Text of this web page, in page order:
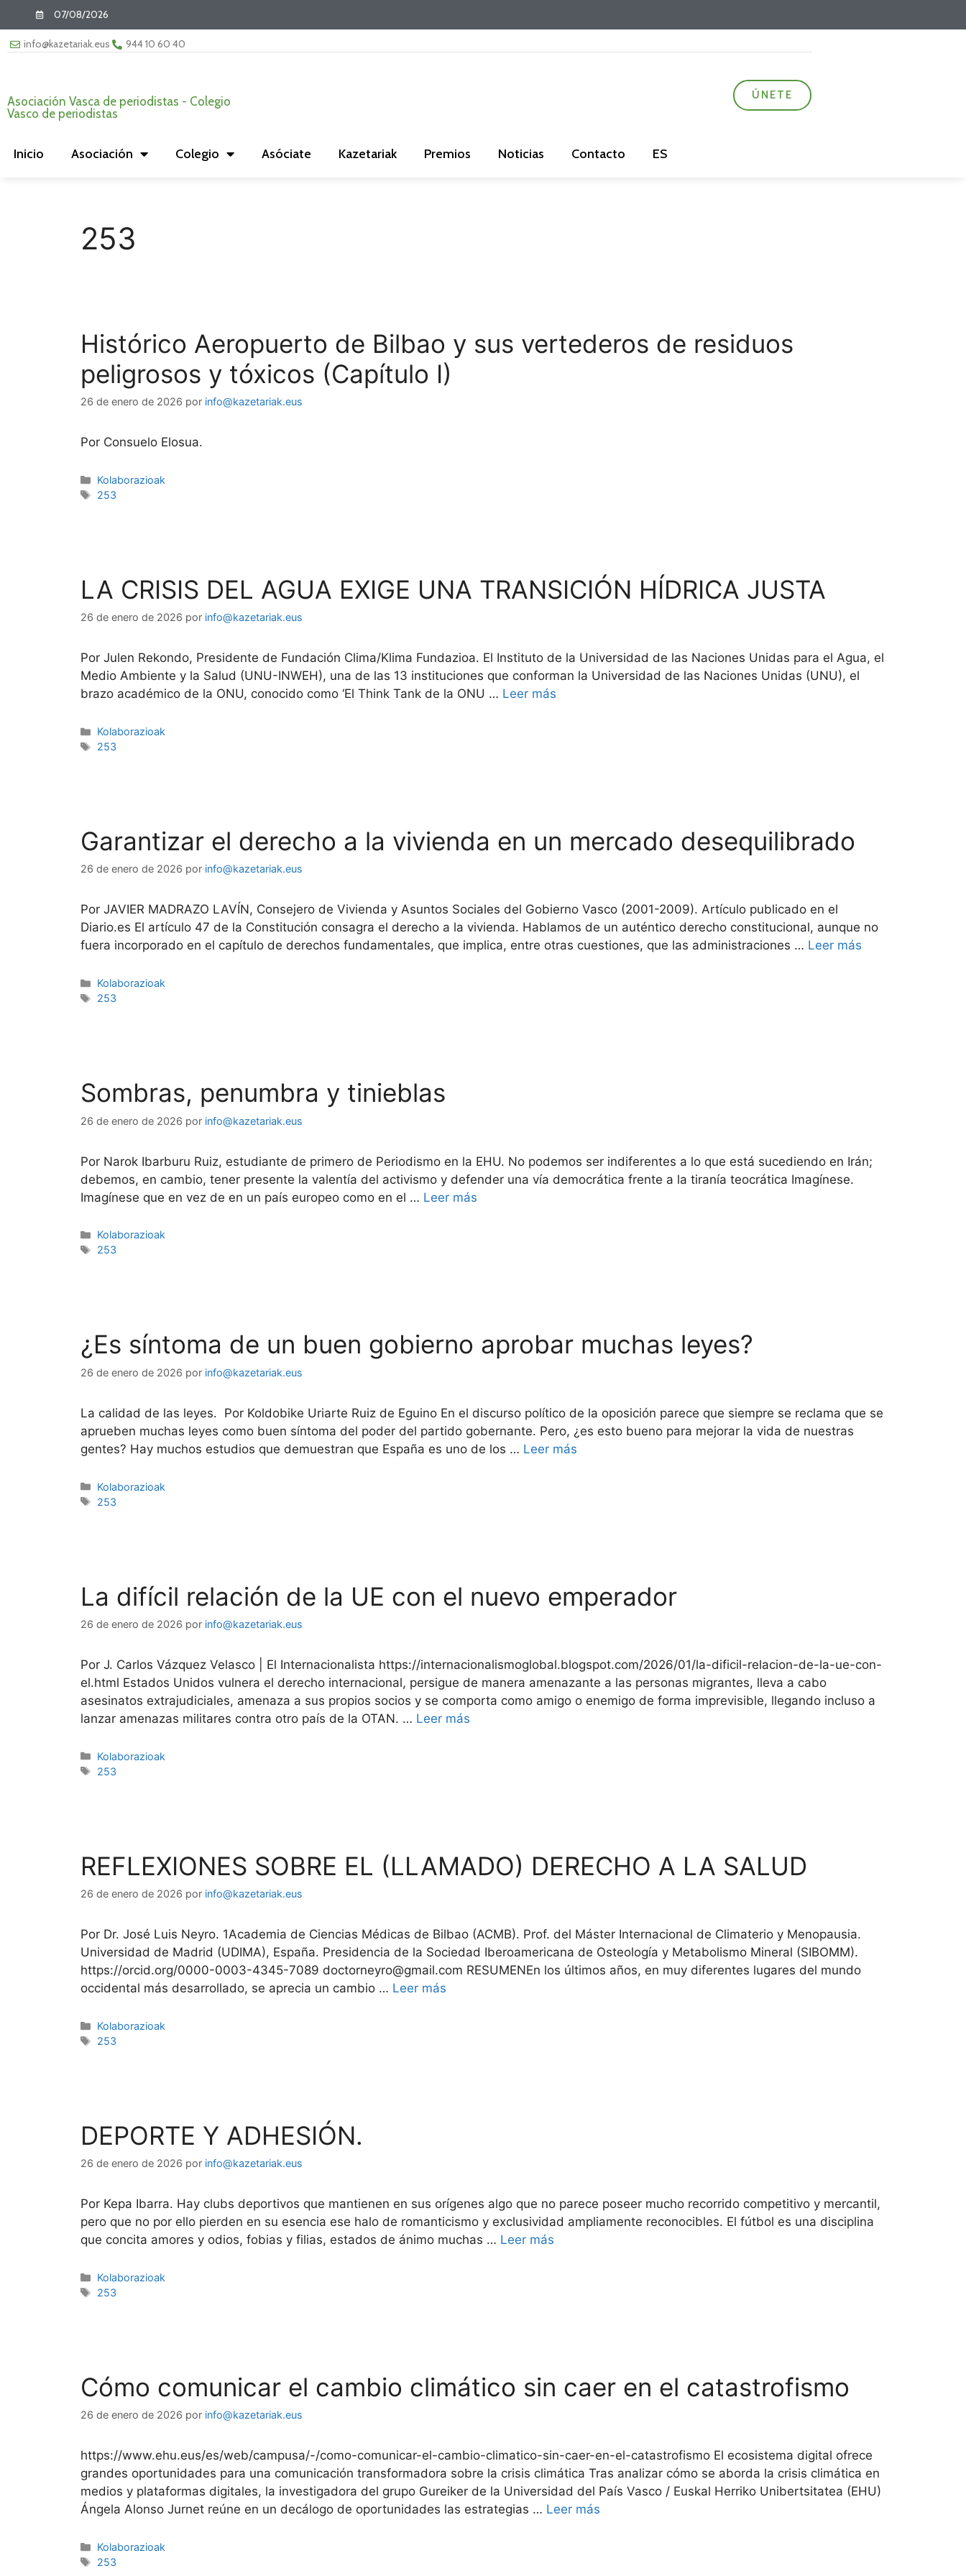
07/08/2026
info@kazetariak.eus 944 10 60 40
Asociación Vasca de periodistas - Colegio
Vasco de periodistas
ÚNETE
Inicio Asociación Colegio Asóciate Kazetariak Premios Noticias Contacto ES
253
Histórico Aeropuerto de Bilbao y sus vertederos de residuos
peligrosos y tóxicos (Capítulo I)
26 de enero de 2026 por info@kazetariak.eus
Por Consuelo Elosua.
Kolaborazioak
253
LA CRISIS DEL AGUA EXIGE UNA TRANSICIÓN HÍDRICA JUSTA
26 de enero de 2026 por info@kazetariak.eus
Por Julen Rekondo, Presidente de Fundación Clima/Klima Fundazioa. El Instituto de la Universidad de las Naciones Unidas para el Agua, el
Medio Ambiente y la Salud (UNU-INWEH), una de las 13 instituciones que conforman la Universidad de las Naciones Unidas (UNU), el
brazo académico de la ONU, conocido como ‘El Think Tank de la ONU … Leer más
Kolaborazioak
253
Garantizar el derecho a la vivienda en un mercado desequilibrado
26 de enero de 2026 por info@kazetariak.eus
Por JAVIER MADRAZO LAVÍN, Consejero de Vivienda y Asuntos Sociales del Gobierno Vasco (2001-2009). Artículo publicado en el
Diario.es El artículo 47 de la Constitución consagra el derecho a la vivienda. Hablamos de un auténtico derecho constitucional, aunque no
fuera incorporado en el capítulo de derechos fundamentales, que implica, entre otras cuestiones, que las administraciones … Leer más
Kolaborazioak
253
Sombras, penumbra y tinieblas
26 de enero de 2026 por info@kazetariak.eus
Por Narok Ibarburu Ruiz, estudiante de primero de Periodismo en la EHU. No podemos ser indiferentes a lo que está sucediendo en Irán;
debemos, en cambio, tener presente la valentía del activismo y defender una vía democrática frente a la tiranía teocrática Imagínese.
Imagínese que en vez de en un país europeo como en el … Leer más
Kolaborazioak
253
¿Es síntoma de un buen gobierno aprobar muchas leyes?
26 de enero de 2026 por info@kazetariak.eus
La calidad de las leyes. Por Koldobike Uriarte Ruiz de Eguino En el discurso político de la oposición parece que siempre se reclama que se
aprueben muchas leyes como buen síntoma del poder del partido gobernante. Pero, ¿es esto bueno para mejorar la vida de nuestras
gentes? Hay muchos estudios que demuestran que España es uno de los … Leer más
Kolaborazioak
253
La difícil relación de la UE con el nuevo emperador
26 de enero de 2026 por info@kazetariak.eus
Por J. Carlos Vázquez Velasco | El Internacionalista https://internacionalismoglobal.blogspot.com/2026/01/la-dificil-relacion-de-la-ue-con-
el.html Estados Unidos vulnera el derecho internacional, persigue de manera amenazante a las personas migrantes, lleva a cabo
asesinatos extrajudiciales, amenaza a sus propios socios y se comporta como amigo o enemigo de forma imprevisible, llegando incluso a
lanzar amenazas militares contra otro país de la OTAN. … Leer más
Kolaborazioak
253
REFLEXIONES SOBRE EL (LLAMADO) DERECHO A LA SALUD
26 de enero de 2026 por info@kazetariak.eus
Por Dr. José Luis Neyro. 1Academia de Ciencias Médicas de Bilbao (ACMB). Prof. del Máster Internacional de Climaterio y Menopausia.
Universidad de Madrid (UDIMA), España. Presidencia de la Sociedad Iberoamericana de Osteología y Metabolismo Mineral (SIBOMM).
https://orcid.org/0000-0003-4345-7089 doctorneyro@gmail.com RESUMENEn los últimos años, en muy diferentes lugares del mundo
occidental más desarrollado, se aprecia un cambio … Leer más
Kolaborazioak
253
DEPORTE Y ADHESIÓN.
26 de enero de 2026 por info@kazetariak.eus
Por Kepa Ibarra. Hay clubs deportivos que mantienen en sus orígenes algo que no parece poseer mucho recorrido competitivo y mercantil,
pero que no por ello pierden en su esencia ese halo de romanticismo y exclusividad ampliamente reconocibles. El fútbol es una disciplina
que concita amores y odios, fobias y filias, estados de ánimo muchas … Leer más
Kolaborazioak
253
Cómo comunicar el cambio climático sin caer en el catastrofismo
26 de enero de 2026 por info@kazetariak.eus
https://www.ehu.eus/es/web/campusa/-/como-comunicar-el-cambio-climatico-sin-caer-en-el-catastrofismo El ecosistema digital ofrece
grandes oportunidades para una comunicación transformadora sobre la crisis climática Tras analizar cómo se aborda la crisis climática en
medios y plataformas digitales, la investigadora del grupo Gureiker de la Universidad del País Vasco / Euskal Herriko Unibertsitatea (EHU)
Ángela Alonso Jurnet reúne en un decálogo de oportunidades las estrategias … Leer más
Kolaborazioak
253